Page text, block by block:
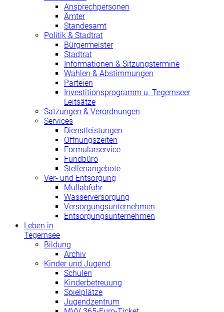
Ansprechpersonen
Ämter
Standesamt
Politik & Stadtrat
Bürgermeister
Stadtrat
Informationen & Sitzungstermine
Wahlen & Abstimmungen
Parteien
Investitionsprogramm u. Tegernseer
Leitsätze
Satzungen & Verordnungen
Services
Dienstleistungen
Öffnungszeiten
Formularservice
Fundbüro
Stellenangebote
Ver- und Entsorgung
Müllabfuhr
Wasserversorgung
Versorgungsunternehmen
Entsorgungsunternehmen
Leben in
Tegernsee
Bildung
Archiv
Kinder und Jugend
Schulen
Kinderbetreuung
Spielplätze
Jugendzentrum